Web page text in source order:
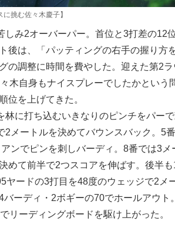
挑む佐々木慶子】
み2オーバーパー。首位と3打差の12
後は、「パッティングの右手の握り方
の調整に時間を費やした。迎えた第2ラ
木自身もナイスプレーでしたかという
位を上げてきた。
に打ち込むいきなりのピンチをパー
2メートルを決めてバウンスバック。5
ンでピンを刺しバーディ。8番では3メ
めて前半で2つスコアを伸ばす。後半も
ードの3打目を48度のウェッジで2メ
ーディ・2ボギーの70でホールアウト
リーディングボードを駆け上がった。